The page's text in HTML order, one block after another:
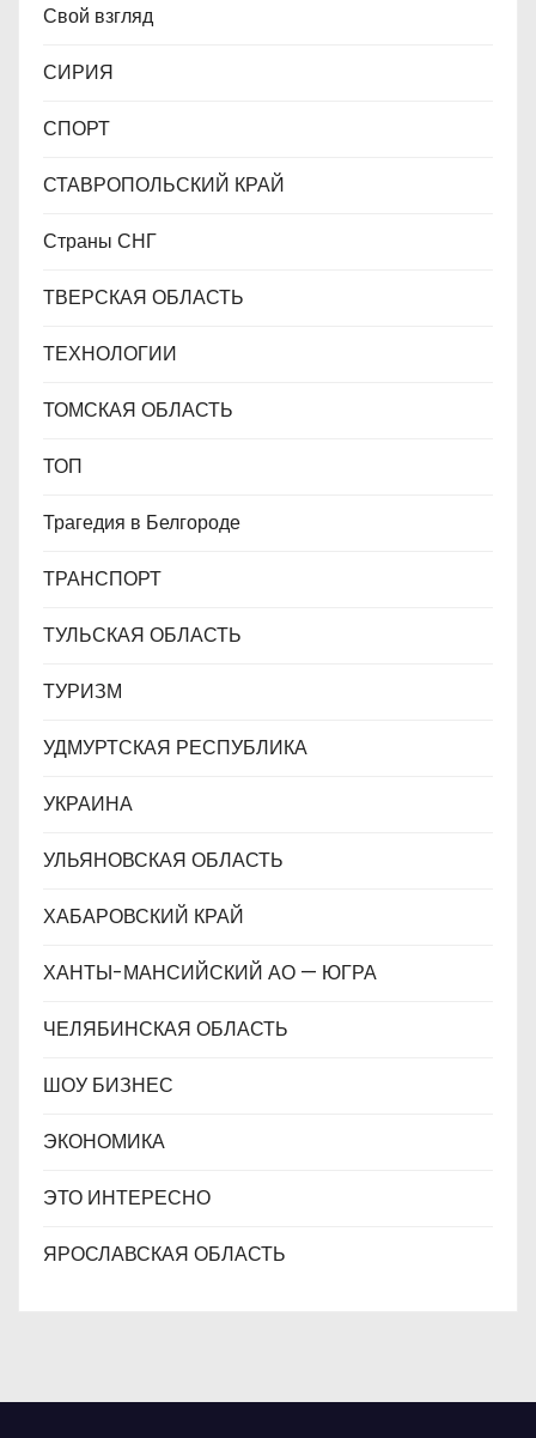
Свой взгляд
СИРИЯ
СПОРТ
СТАВРОПОЛЬСКИЙ КРАЙ
Страны СНГ
ТВЕРСКАЯ ОБЛАСТЬ
ТЕХНОЛОГИИ
ТОМСКАЯ ОБЛАСТЬ
ТОП
Трагедия в Белгороде
ТРАНСПОРТ
ТУЛЬСКАЯ ОБЛАСТЬ
ТУРИЗМ
УДМУРТСКАЯ РЕСПУБЛИКА
УКРАИНА
УЛЬЯНОВСКАЯ ОБЛАСТЬ
ХАБАРОВСКИЙ КРАЙ
ХАНТЫ-МАНСИЙСКИЙ АО — ЮГРА
ЧЕЛЯБИНСКАЯ ОБЛАСТЬ
ШОУ БИЗНЕС
ЭКОНОМИКА
ЭТО ИНТЕРЕСНО
ЯРОСЛАВСКАЯ ОБЛАСТЬ